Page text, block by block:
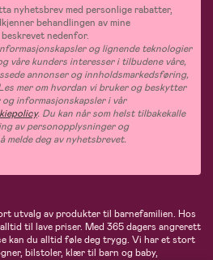
nyhetsbrev med personlige rabatter,
behandlingen av mine
nedenfor.
og lignende teknologier
våre kunders interesser i tilbudene våre,
annonser og innholdsmarkedsføring,
mer om hvordan vi bruker og beskytter
informasjonskapsler i vår
. Du kan når som helst tilbakekalle
av personopplysninger og
melde deg av nyhetsbrevet.
utvalg av produkter til barnefamilien. Hos
til lave priser. Med 365 dagers angrerett
kan du alltid føle deg trygg. Vi har et stort
bilstoler, klær til barn og baby,